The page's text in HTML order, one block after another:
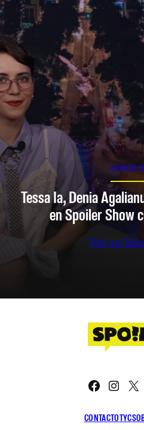
SPOILER
Tessa Ia, Denia
en Spoiler Show
Ver en
CONTACTOTYC